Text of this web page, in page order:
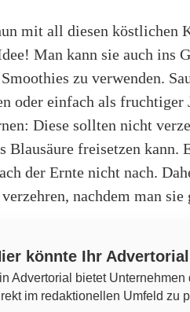
mit all diesen köstlichen
Man kann sie auch ins
zu verwenden.
oder einfach als
Diese sollten nicht
Blausäure freisetzen kann.
der Ernte nicht nach.
nachdem man sie
könnte Ihr
Advertorial bietet
im redaktionellen Umfeld zu